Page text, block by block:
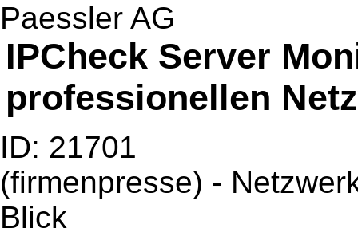
Paessler AG
IPCheck Server
professionellen
ID: 21701
(firmenpresse) -
Blick